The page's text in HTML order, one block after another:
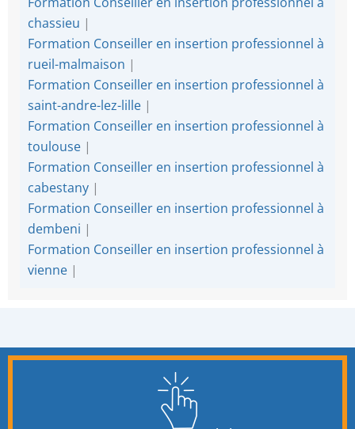
chassieu |
Formation Conseiller en insertion professionnel à
rueil-malmaison |
Formation Conseiller en insertion professionnel à
saint-andre-lez-lille |
Formation Conseiller en insertion professionnel à
toulouse |
Formation Conseiller en insertion professionnel à
cabestany |
Formation Conseiller en insertion professionnel à
dembeni |
Formation Conseiller en insertion professionnel à
vienne |